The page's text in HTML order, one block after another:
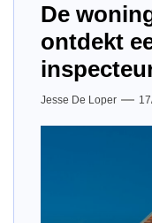
De
ontdekt
Jesse De Loper